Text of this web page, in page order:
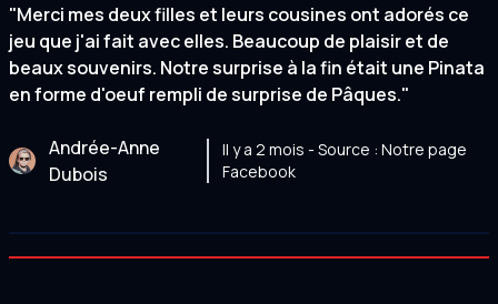
"Merci mes deux filles et leurs cousines ont adorés ce
jeu que j'ai fait avec elles. Beaucoup de plaisir et de
beaux souvenirs. Notre surprise à la fin était une Pinata
en forme d'oeuf rempli de surprise de Pâques."
Andrée-Anne
Dubois
Il y a 2 mois - Source : Notre page
Facebook